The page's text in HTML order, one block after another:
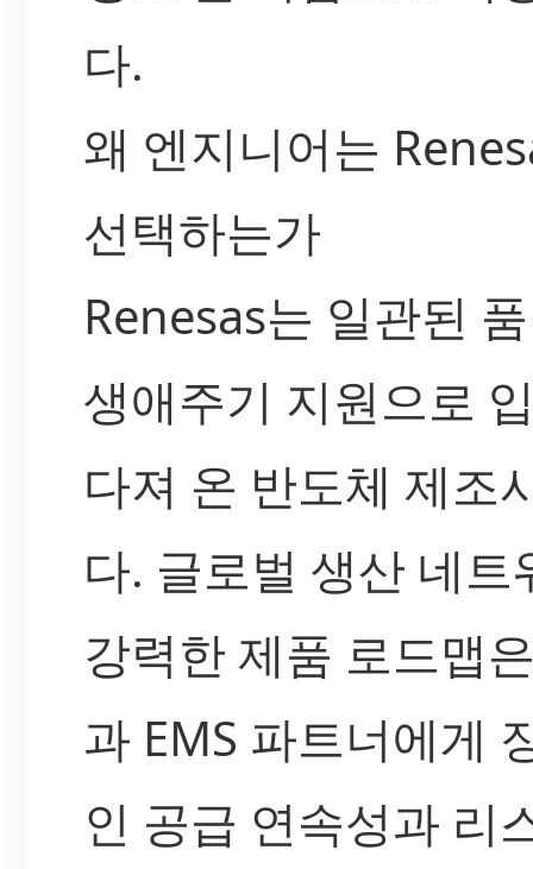
다.
왜 엔지니어는
선택하는가
Renesas는 일관된
생애주기 지원으로
다져 온 반도체 제조
다. 글로벌 생산 네트
강력한 제품 로드맵
과 EMS 파트너에게
인 공급 연속성과 리